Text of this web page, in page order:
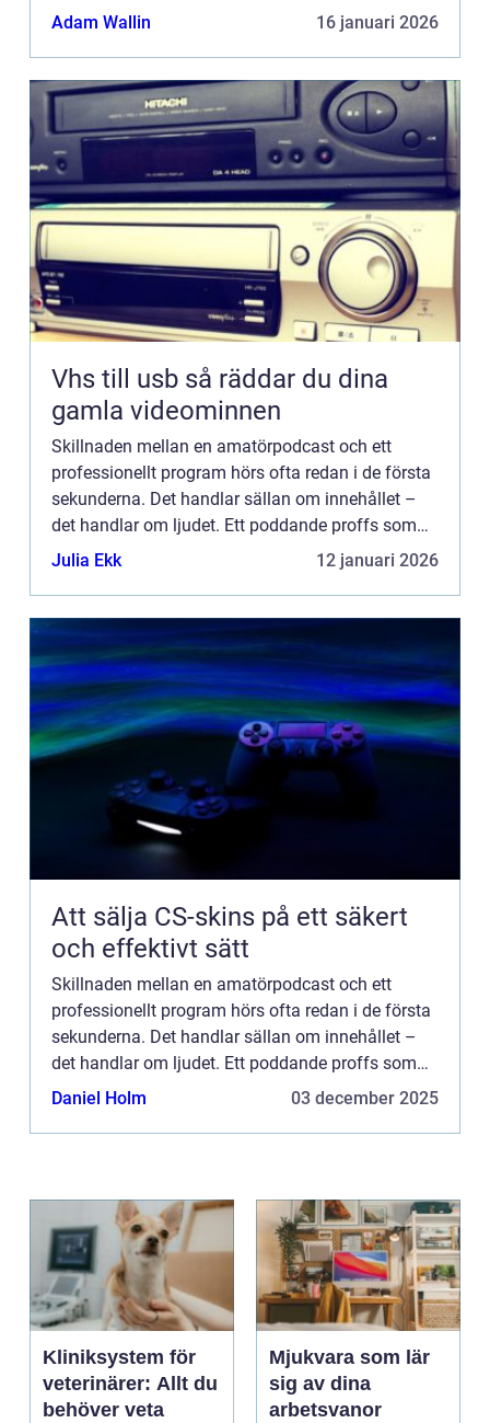
jobbar hemifrån kan inte...
Adam Wallin 16 januari 2026
Vhs till usb så räddar du dina
gamla videominnen
Skillnaden mellan en amatörpodcast och ett
professionellt program hörs ofta redan i de första
sekunderna. Det handlar sällan om innehållet –
det handlar om ljudet. Ett poddande proffs som
jobbar hemifrån kan inte...
Julia Ekk 12 januari 2026
Att sälja CS-skins på ett säkert
och effektivt sätt
Skillnaden mellan en amatörpodcast och ett
professionellt program hörs ofta redan i de första
sekunderna. Det handlar sällan om innehållet –
det handlar om ljudet. Ett poddande proffs som
jobbar hemifrån kan inte...
Daniel Holm 03 december 2025
Kliniksystem för
veterinärer: Allt du
behöver veta
Mjukvara som lär
sig av dina
arbetsvanor